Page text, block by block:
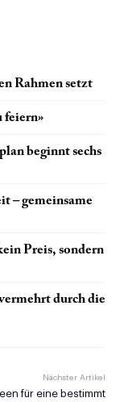
Rahmen setzt
feiern»
beginnt sechs
– gemeinsame
Preis, sondern
durch die
Nächster Artikel
für eine bestimmt